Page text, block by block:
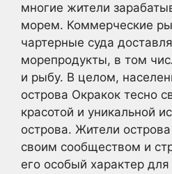
многие жители
морем. Коммерческие
чартерные суда
морепродукты, в том
и рыбу. В целом,
острова Окракок тесно
красотой и уникальной
острова. Жители
своим сообществом и
его особый характер